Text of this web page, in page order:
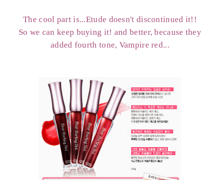
The cool part is...Etude doesn't discontinued it!!
So we can keep buying it! and better, because they
added fourth tone, Vampire red...